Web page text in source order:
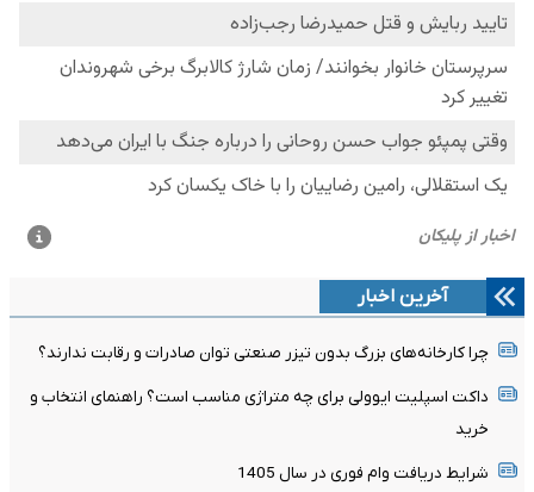
آخرین اخبار
چرا کارخانه‌های بزرگ بدون تیزر صنعتی توان صادرات و رقابت ندارند؟
داکت اسپلیت ایوولی برای چه متراژی مناسب است؟ راهنمای انتخاب و
خرید
شرایط دریافت وام فوری در سال 1405